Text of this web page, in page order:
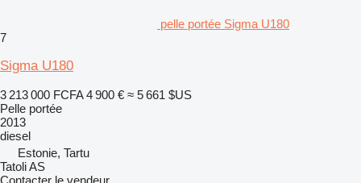
pelle portée Sigma U180
7
Sigma U180
3 213 000 FCFA 4 900 € ≈ 5 661 $US
Pelle portée
2013
diesel
Estonie, Tartu
Tatoli AS
Contacter le vendeur